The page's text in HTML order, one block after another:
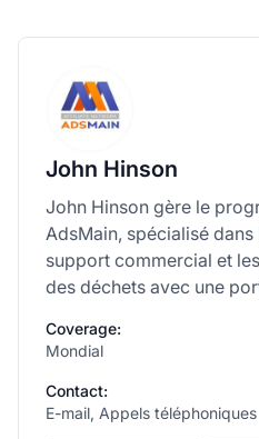
John Hinson
John Hinson gère le
AdsMain, spécialisé
support commercial et
des déchets avec une
Coverage:
Mondial
Contact:
E-mail, Appels téléphoniques